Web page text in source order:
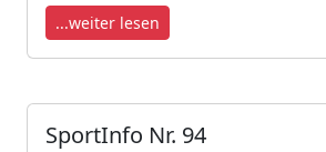
...weiter lesen
SportInfo Nr. 94